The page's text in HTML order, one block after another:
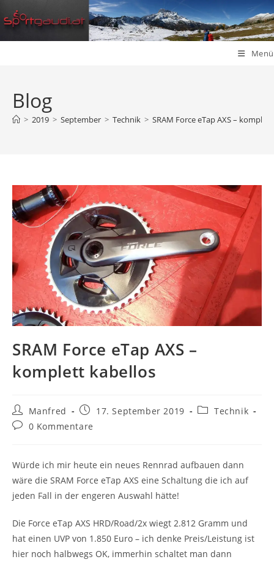
Zum
Inhalt
Menü
Blog
> 2019 > September > Technik > SRAM Force eTap AXS –
SRAM Force eTap AXS –
komplett kabellos
Beitrags-
Autor:
Manfred
Beitrag17. September 2019
Beitrags-
Technik
Beitrags-
0 Kommentare
Würde ich mir heute ein neues Rennrad aufbauen dann
wäre die SRAM Force eTap AXS eine Schaltung die ich auf
jeden Fall in der engeren Auswahl hätte!
Die Force eTap AXS HRD/Road/2x wiegt 2.812 Gramm und
hat einen UVP von 1.850 Euro – ich denke Preis/Leistung ist
hier noch halbwegs OK, immerhin schaltet man dann